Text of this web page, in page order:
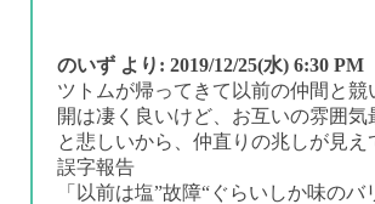
のいず より: 2019/12/25(水) 6:30 PM
ツトムが帰ってきて以前の仲間と競
開は凄く良いけど、お互いの雰囲気
と悲しいから、仲直りの兆しが見
誤字報告
「以前は塩”故障“ぐらいしか味のバ